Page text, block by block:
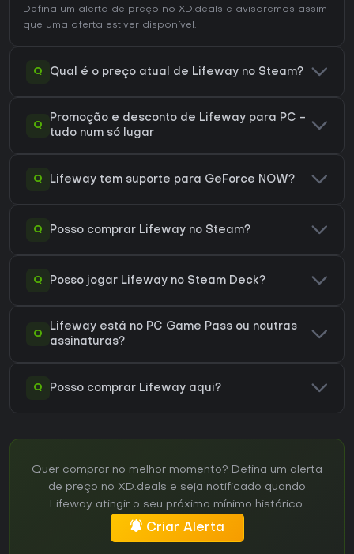
Defina um alerta de preço no XD.deals e avisaremos assim
que uma oferta estiver disponível.
Q Qual é o preço atual de Lifeway no Steam?
Q
Promoção e desconto de Lifeway para PC -
tudo num só lugar
Q Lifeway tem suporte para GeForce NOW?
Q Posso comprar Lifeway no Steam?
Q Posso jogar Lifeway no Steam Deck?
Q
Lifeway está no PC Game Pass ou noutras
assinaturas?
Q Posso comprar Lifeway aqui?
Quer comprar no melhor momento? Defina um alerta
de preço no XD.deals e seja notificado quando
Lifeway atingir o seu próximo mínimo histórico.
Criar Alerta